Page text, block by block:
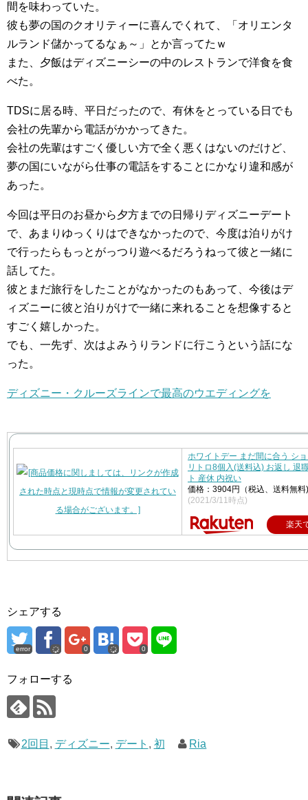
間を味わっていた。
彼も夢の国のクオリティーに喜んでくれて、「オリエンタ
ルランド儲かってるなぁ～」とか言ってたｗ
また、夕飯はディズニーシーの中のレストランで洋食を食
べた。
TDSに居る時、平日だったので、有休をとっている日でも
会社の先輩から電話がかかってきた。
会社の先輩はすごく優しい方で全く悪くはないのだけど、
夢の国にいながら仕事の電話をすることにかなり違和感が
あった。
今回は平日のお昼から夕方までの日帰りディズニーデート
で、あまりゆっくりはできなかったので、今度は泊りがけ
で行ったらもっとがっつり遊べるだろうねって彼と一緒に
話してた。
彼とまだ旅行をしたことがなかったのもあって、今後はデ
ィズニーに彼と泊りがけで一緒に来れることを想像すると
すごく嬉しかった。
でも、一先ず、次はよみうりランドに行こうという話にな
った。
ディズニー・クルーズラインで最高のウエディングを
ホワイトデー まだ間に合う シ
リトロ8個入(送料込) お返し 退
ト 産休 内祝い
価格：3904円（税込、送料無料)
(2021/3/11時点)
楽天
シェアする
error 0 0
フォローする
2回目 , ディズニー, デート , 初 Ria